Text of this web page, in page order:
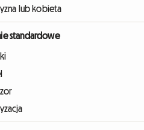
lub kobieta
standardowe